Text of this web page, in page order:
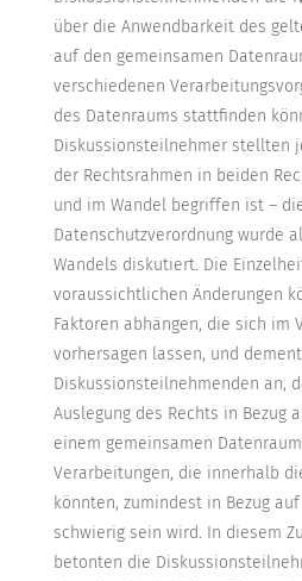
über die Anwendbarkeit des
auf den gemeinsamen
verschiedenen
des Datenraums stattfinden
Diskussionsteilnehmer stellten
der Rechtsrahmen in beiden
und im Wandel begriffen ist –
Datenschutzverordnung wurde
Wandels diskutiert. Die
voraussichtlichen Änderungen
Faktoren abhängen, die sich im
vorhersagen lassen, und
Diskussionsteilnehmenden an,
Auslegung des Rechts in Bezug
einem gemeinsamen
Verarbeitungen, die innerhalb
könnten, zumindest in Bezug
schwierig sein wird. In diesem
betonten die